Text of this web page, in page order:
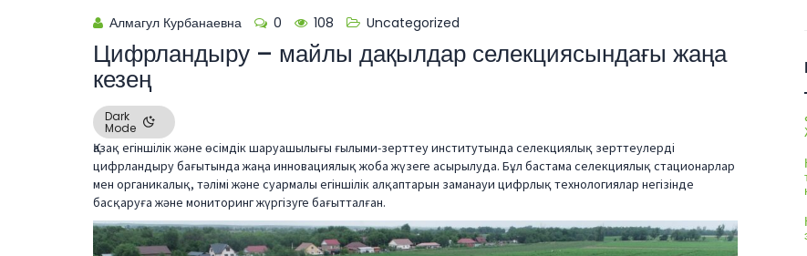
Алмагул Курбанаевна 0 108 Uncategorized
Цифрландыру – майлы дақылдар селекциясындағы жаңа
кезең
Dark
Mode
Қазақ егіншілік және өсімдік шаруашылығы ғылыми-зерттеу институтында селекциялық зерттеулерді
цифрландыру бағытында жаңа инновациялық жоба жүзеге асырылуда. Бұл бастама селекциялық стационарлар
мен органикалық, тәлімі және суармалы егіншілік алқаптарын заманауи цифрлық технологиялар негізінде
басқаруға және мониторинг жүргізуге бағытталған.